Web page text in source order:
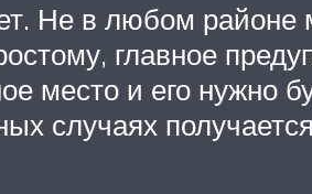
Не в любом районе
главное
место и его нужно
случаях